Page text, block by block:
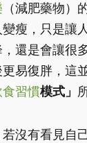
（減肥藥物）
瘦，只是讓
還是會讓很
易復胖，這
食習慣模式」
沒有看見自